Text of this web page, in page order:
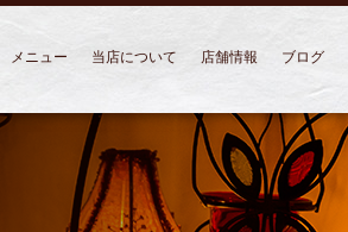
メニュー 当店について 店舗情報 ブログ